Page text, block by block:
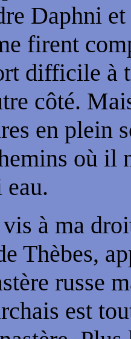
Daphni
firent
difficile à
côté.
en plein
où
à ma
Thèbes,
russe
est